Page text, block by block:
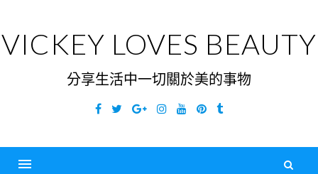
content
VICKEY LOVES BEAUTY
分享生活中一切關於美的事物
Facebook
TwitterGoogleInstagramYouTubePinterest
Tumblr